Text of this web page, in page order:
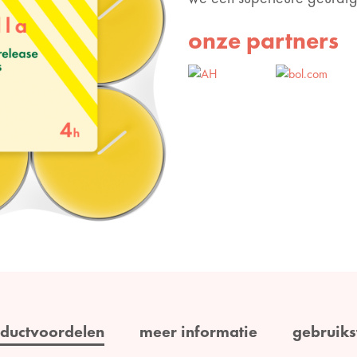
onze partners
meer informatie